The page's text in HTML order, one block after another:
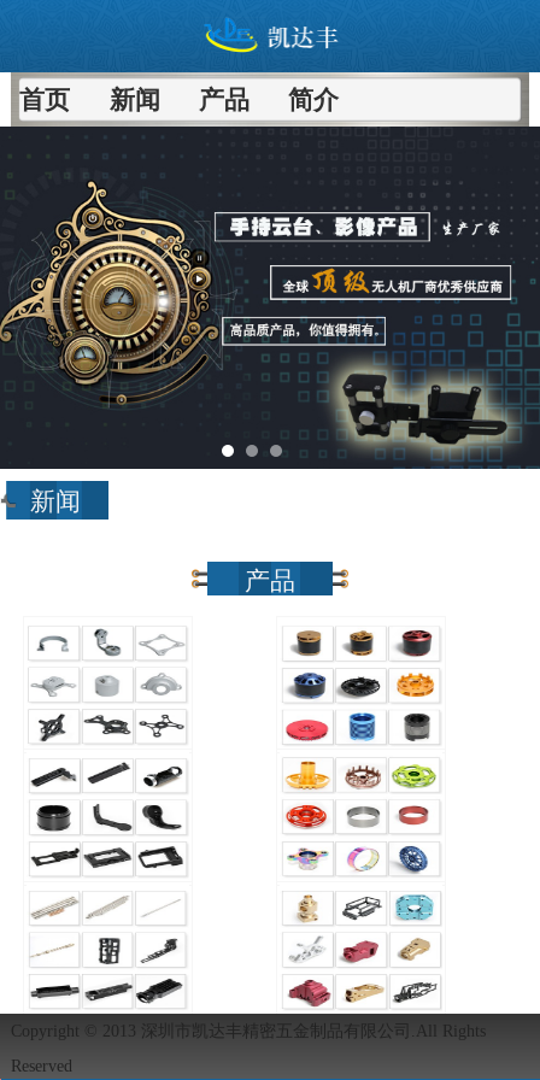
首页 新闻 产品 简介
新闻
进入新闻频道>>
产品
Copyright © 2013 深圳市凯达丰精密五金制品有限公司.All Rights
Reserved